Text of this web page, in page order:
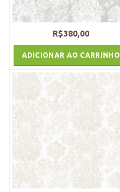
R$380,00
ADICIONAR AO CARRINHO